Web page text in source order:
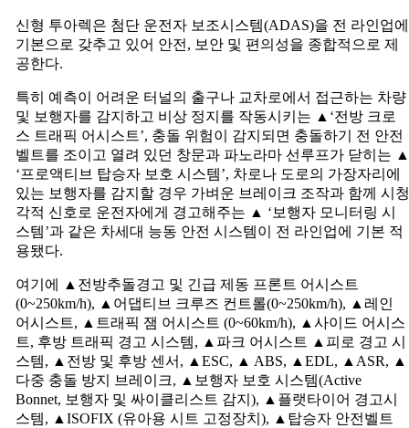
신형 투아렉은 첨단 운전자 보조시스템(ADAS)을 전 라인업에
기본으로 갖추고 있어 안전, 보안 및 편의성을 종합적으로 제
공한다.
특히 예측이 어려운 터널의 출구나 교차로에서 접근하는 차량
및 보행자를 감지하고 비상 정지를 작동시키는 ▲‘전방 크로
스 트래픽 어시스트’, 충돌 위험이 감지되면 충돌하기 전 안전
벨트를 조이고 열려 있던 창문과 파노라마 선루프가 닫히는 ▲
‘프로액티브 탑승자 보호 시스템’, 차로나 도로의 가장자리에
있는 보행자를 감지할 경우 가벼운 브레이크 조작과 함께 시청
각적 신호로 운전자에게 경고해주는 ▲ ‘보행자 모니터링 시
스템’과 같은 차세대 능동 안전 시스템이 전 라인업에 기본 적
용됐다.
여기에 ▲전방추돌경고 및 긴급 제동 프론트 어시스트
(0~250km/h), ▲어댑티브 크루즈 컨트롤(0~250km/h), ▲레인
어시스트, ▲트래픽 잼 어시스트 (0~60km/h), ▲사이드 어시스
트, 후방 트래픽 경고 시스템, ▲파크 어시스트 ▲피로 경고 시
스템, ▲전방 및 후방 센서, ▲ESC, ▲ ABS, ▲EDL, ▲ASR, ▲
다중 충돌 방지 브레이크, ▲보행자 보호 시스템(Active
Bonnet, 보행자 및 싸이클리스트 감지), ▲플랫타이어 경고시
스템, ▲ISOFIX (유아용 시트 고정장치), ▲탑승자 안전벨트